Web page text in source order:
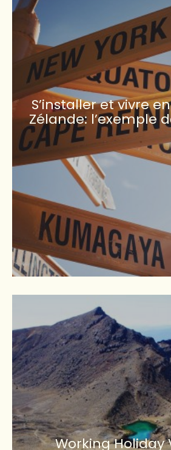
S’installer et vivre
Zélande: l’exemple
Working Holiday